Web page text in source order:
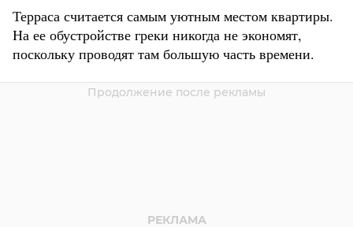
Терраса считается самым уютным местом квартиры.
На ее обустройстве греки никогда не экономят,
поскольку проводят там большую часть времени.